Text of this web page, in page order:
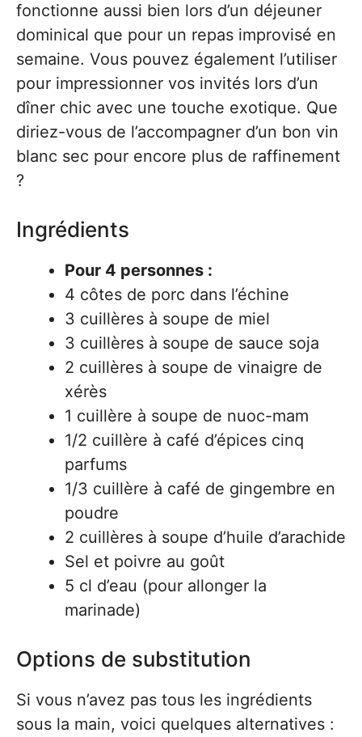
fonctionne aussi bien lors d’un déjeuner
dominical que pour un repas improvisé en
semaine. Vous pouvez également l’utiliser
pour impressionner vos invités lors d’un
dîner chic avec une touche exotique. Que
diriez-vous de l’accompagner d’un bon vin
blanc sec pour encore plus de raffinement
?
Ingrédients
Pour 4 personnes :
4 côtes de porc dans l’échine
3 cuillères à soupe de miel
3 cuillères à soupe de sauce soja
2 cuillères à soupe de vinaigre de
xérès
1 cuillère à soupe de nuoc-mam
1/2 cuillère à café d’épices cinq
parfums
1/3 cuillère à café de gingembre en
poudre
2 cuillères à soupe d’huile d’arachide
Sel et poivre au goût
5 cl d’eau (pour allonger la
marinade)
Options de substitution
Si vous n’avez pas tous les ingrédients
sous la main, voici quelques alternatives :